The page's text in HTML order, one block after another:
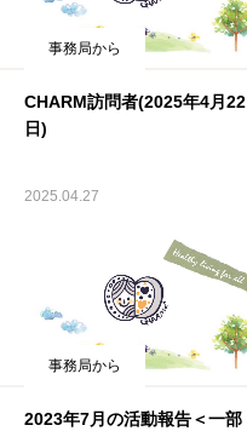
事務局から
CHARM訪問者(2025年4月22
日)
2025.04.27
事務局から
2023年7月の活動報告＜一部